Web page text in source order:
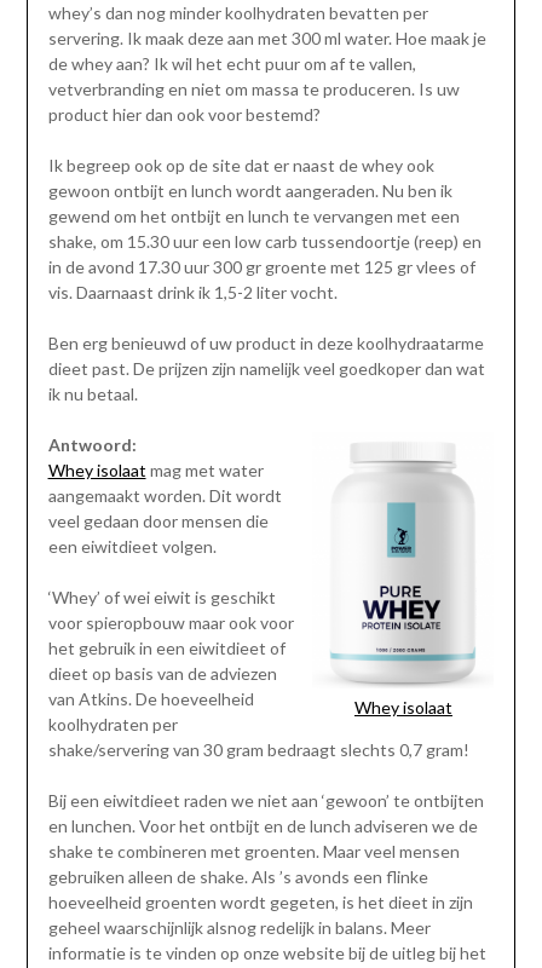
whey’s dan nog minder koolhydraten bevatten per
servering. Ik maak deze aan met 300 ml water. Hoe maak je
de whey aan? Ik wil het echt puur om af te vallen,
vetverbranding en niet om massa te produceren. Is uw
product hier dan ook voor bestemd?
Ik begreep ook op de site dat er naast de whey ook
gewoon ontbijt en lunch wordt aangeraden. Nu ben ik
gewend om het ontbijt en lunch te vervangen met een
shake, om 15.30 uur een low carb tussendoortje (reep) en
in de avond 17.30 uur 300 gr groente met 125 gr vlees of
vis. Daarnaast drink ik 1,5-2 liter vocht.
Ben erg benieuwd of uw product in deze koolhydraatarme
dieet past. De prijzen zijn namelijk veel goedkoper dan wat
ik nu betaal.
Whey isolaat
Antwoord:
Whey isolaat mag met water
aangemaakt worden. Dit wordt
veel gedaan door mensen die
een eiwitdieet volgen.
‘Whey’ of wei eiwit is geschikt
voor spieropbouw maar ook voor
het gebruik in een eiwitdieet of
dieet op basis van de adviezen
van Atkins. De hoeveelheid
koolhydraten per
shake/servering van 30 gram bedraagt slechts 0,7 gram!
Bij een eiwitdieet raden we niet aan ‘gewoon’ te ontbijten
en lunchen. Voor het ontbijt en de lunch adviseren we de
shake te combineren met groenten. Maar veel mensen
gebruiken alleen de shake. Als ’s avonds een flinke
hoeveelheid groenten wordt gegeten, is het dieet in zijn
geheel waarschijnlijk alsnog redelijk in balans. Meer
informatie is te vinden op onze website bij de uitleg bij het